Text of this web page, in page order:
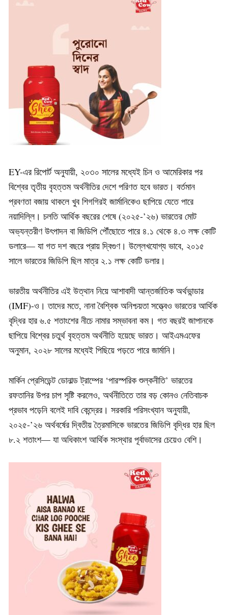
EY-এর রিপোর্ট অনুযায়ী, ২০৩০ সালের মধ্যেই চিন ও আমেরিকার পর
বিশ্বের তৃতীয় বৃহত্তম অর্থনীতির দেশে পরিণত হবে ভারত। বর্তমান
প্রবণতা বজায় থাকলে খুব শিগগিরই জার্মানিকেও ছাপিয়ে যেতে পারে
নয়াদিল্লি। চলতি আর্থিক বছরের শেষে (২০২৫-’২৬) ভারতের মোট
অভ্যন্তরীণ উৎপাদন বা জিডিপি পৌঁছোতে পারে ৪.১ থেকে ৪.৩ লক্ষ কোটি
ডলারে— যা গত দশ বছরে প্রায় দ্বিগুণ। উল্লেখযোগ্য ভাবে, ২০১৫
সালে ভারতের জিডিপি ছিল মাত্র ২.১ লক্ষ কোটি ডলার।
ভারতীয় অর্থনীতির এই উত্থান নিয়ে আশাবাদী আন্তর্জাতিক অর্থভান্ডার
(IMF)-ও। তাদের মতে, নানা বৈশ্বিক অনিশ্চয়তা সত্ত্বেও ভারতের আর্থিক
বৃদ্ধির হার ৬.৫ শতাংশের নীচে নামার সম্ভাবনা কম। গত বছরই জাপানকে
ছাপিয়ে বিশ্বের চতুর্থ বৃহত্তম অর্থনীতি হয়েছে ভারত। আইএমএফের
অনুমান, ২০২৮ সালের মধ্যেই পিছিয়ে পড়তে পারে জার্মানি।
মার্কিন প্রেসিডেন্ট ডোনাল্ড ট্রাম্পের ‘পারস্পরিক শুল্কনীতি’ ভারতের
রফতানির উপর চাপ সৃষ্টি করলেও, অর্থনীতিতে তার বড় কোনও নেতিবাচক
প্রভাব পড়েনি বলেই দাবি কেন্দ্রের। সরকারি পরিসংখ্যান অনুযায়ী,
২০২৫-’২৬ অর্থবর্ষের দ্বিতীয় ত্রৈমাসিকে ভারতের জিডিপি বৃদ্ধির হার ছিল
৮.২ শতাংশ— যা অধিকাংশ আর্থিক সংস্থার পূর্বাভাসের চেয়েও বেশি।